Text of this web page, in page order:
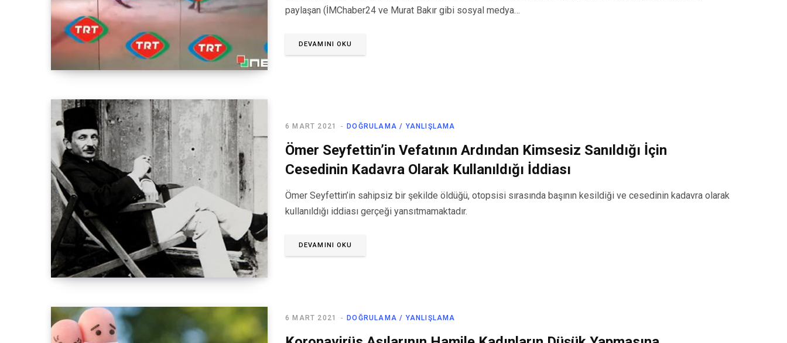
paylaşan (İMChaber24 ve Murat Bakır gibi sosyal medya…
DEVAMINI OKU
DOĞRULAMA / YANLIŞLAMA
6 MART 2021
Ömer Seyfettin’in Vefatının Ardından Kimsesiz Sanıldığı İçin
Cesedinin Kadavra Olarak Kullanıldığı İddiası
Ömer Seyfettin’in sahipsiz bir şekilde öldüğü, otopsisi sırasında başının kesildiği ve cesedinin kadavra olarak
kullanıldığı iddiası gerçeği yansıtmamaktadır.
DEVAMINI OKU
DOĞRULAMA / YANLIŞLAMA
6 MART 2021